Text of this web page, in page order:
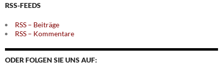
RSS-FEEDS
RSS – Beiträge
RSS – Kommentare
ODER FOLGEN SIE UNS AUF: